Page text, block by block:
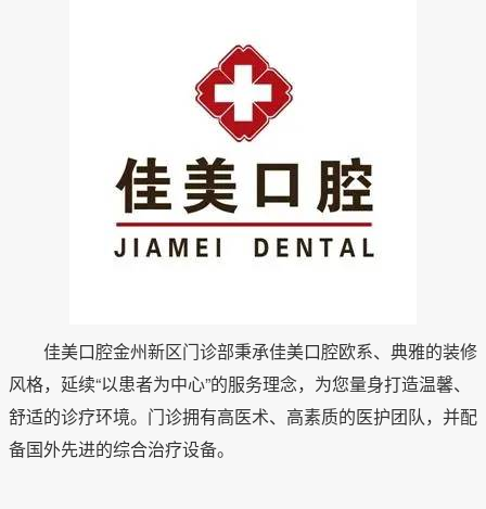
佳美口腔金州新区门诊部秉承佳美口腔欧系、典雅的装修
风格，延续“以患者为中心”的服务理念，为您量身打造温馨、
舒适的诊疗环境。门诊拥有高医术、高素质的医护团队，并配
备国外先进的综合治疗设备。